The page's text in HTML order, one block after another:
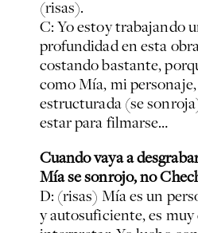
(risas).
C: Yo estoy trabajando
profundidad en esta
costando bastante,
como Mía, mi
estructurada (se
estar para filmarse…
Cuando vaya a
Mía se sonrojo, no
D: (risas) Mía es un
y autosuficiente, es